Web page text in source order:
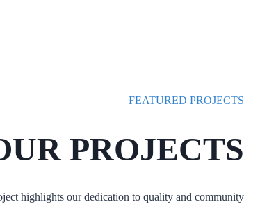
FEATURED PROJECTS
PROJECTS
highlights our dedication to quality and community.